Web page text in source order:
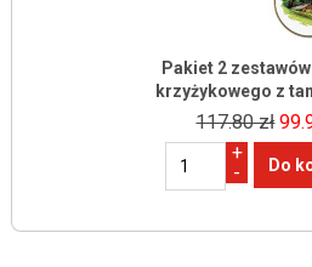
Pakiet 2
krzyżykowego z
117.80 zł
+
-